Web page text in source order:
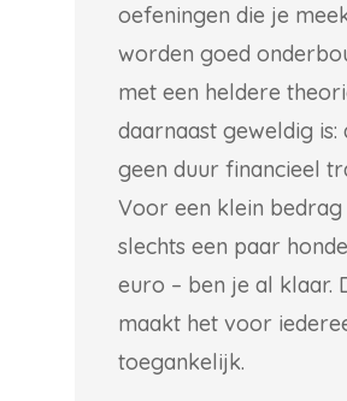
oefeningen die je
worden goed
met een heldere
daarnaast geweldig is:
geen duur financieel
Voor een klein bedrag
slechts een paar
euro – ben je al klaar.
maakt het voor
toegankelijk.